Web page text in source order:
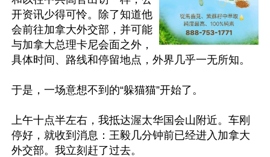
开资讯少得可怜。除了知道他
会前往加拿大外交部，并可能
与加拿大总理卡尼会面之外，
具体时间、路线和停留地点，外界几乎一无所知。
于是，一场意想不到的“躲猫猫”开始了。
上午十点半左右，我抵达渥太华国会山附近。车刚
停好，就收到消息：王毅几分钟前已经进入加拿大
外交部。我立刻赶了过去。